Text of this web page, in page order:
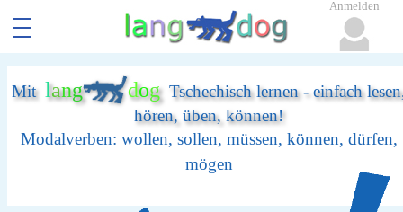
Mit lang dogTschechisch lernen - einfach
hören, üben, können!
Modalverben: wollen, sollen, müssen, können, dürfen,
mögen
Anmelden